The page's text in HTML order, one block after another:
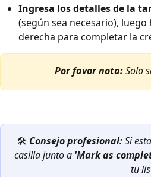
Ingresa los detalles de la
(según sea necesario), luego
derecha para completar la
Por favor nota: Solo
🛠️ Consejo profesional: Si
casilla junto a 'Mark as
tu